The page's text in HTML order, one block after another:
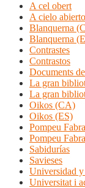
A cel obert
A cielo abierto
Blanquerna
Blanquerna
Contrastes
Contrastos
Documents
La gran
La gran
Oikos (CA)
Oikos (ES)
Pompeu
Pompeu
Sabidurías
Savieses
Universidad y
Universitat i